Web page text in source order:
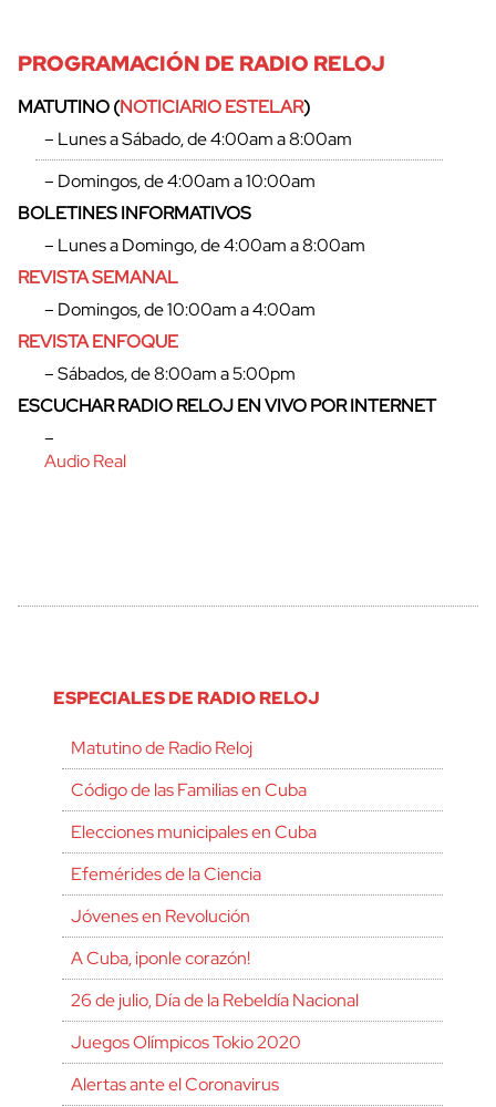
cerrar
PROGRAMACIÓN DE RADIO RELOJ
MATUTINO (NOTICIARIO ESTELAR)
– Lunes a Sábado, de 4:00am a 8:00am
– Domingos, de 4:00am a 10:00am
BOLETINES INFORMATIVOS
– Lunes a Domingo, de 4:00am a 8:00am
REVISTA SEMANAL
– Domingos, de 10:00am a 4:00am
REVISTA ENFOQUE
– Sábados, de 8:00am a 5:00pm
ESCUCHAR RADIO RELOJ EN VIVO POR INTERNET
–
Audio Real
ESPECIALES DE RADIO RELOJ
Matutino de Radio Reloj
Código de las Familias en Cuba
Elecciones municipales en Cuba
Efemérides de la Ciencia
Jóvenes en Revolución
A Cuba, ¡ponle corazón!
26 de julio, Día de la Rebeldía Nacional
Juegos Olímpicos Tokio 2020
Alertas ante el Coronavirus